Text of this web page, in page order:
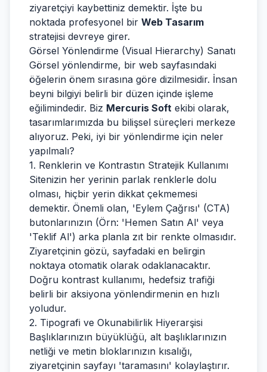
ziyaretçiyi kaybettiniz demektir. İşte bu
noktada profesyonel bir Web Tasarım
stratejisi devreye girer.
Görsel Yönlendirme (Visual Hierarchy) Sanatı
Görsel yönlendirme, bir web sayfasındaki
öğelerin önem sırasına göre dizilmesidir. İnsan
beyni bilgiyi belirli bir düzen içinde işleme
eğilimindedir. Biz Mercuris Soft ekibi olarak,
tasarımlarımızda bu bilişsel süreçleri merkeze
alıyoruz. Peki, iyi bir yönlendirme için neler
yapılmalı?
1. Renklerin ve Kontrastın Stratejik Kullanımı
Sitenizin her yerinin parlak renklerle dolu
olması, hiçbir yerin dikkat çekmemesi
demektir. Önemli olan, 'Eylem Çağrısı' (CTA)
butonlarınızın (Örn: 'Hemen Satın Al' veya
'Teklif Al') arka planla zıt bir renkte olmasıdır.
Ziyaretçinin gözü, sayfadaki en belirgin
noktaya otomatik olarak odaklanacaktır.
Doğru kontrast kullanımı, hedefsiz trafiği
belirli bir aksiyona yönlendirmenin en hızlı
yoludur.
2. Tipografi ve Okunabilirlik Hiyerarşisi
Başlıklarınızın büyüklüğü, alt başlıklarınızın
netliği ve metin bloklarınızın kısalığı,
ziyaretçinin sayfayı 'taramasını' kolaylaştırır.